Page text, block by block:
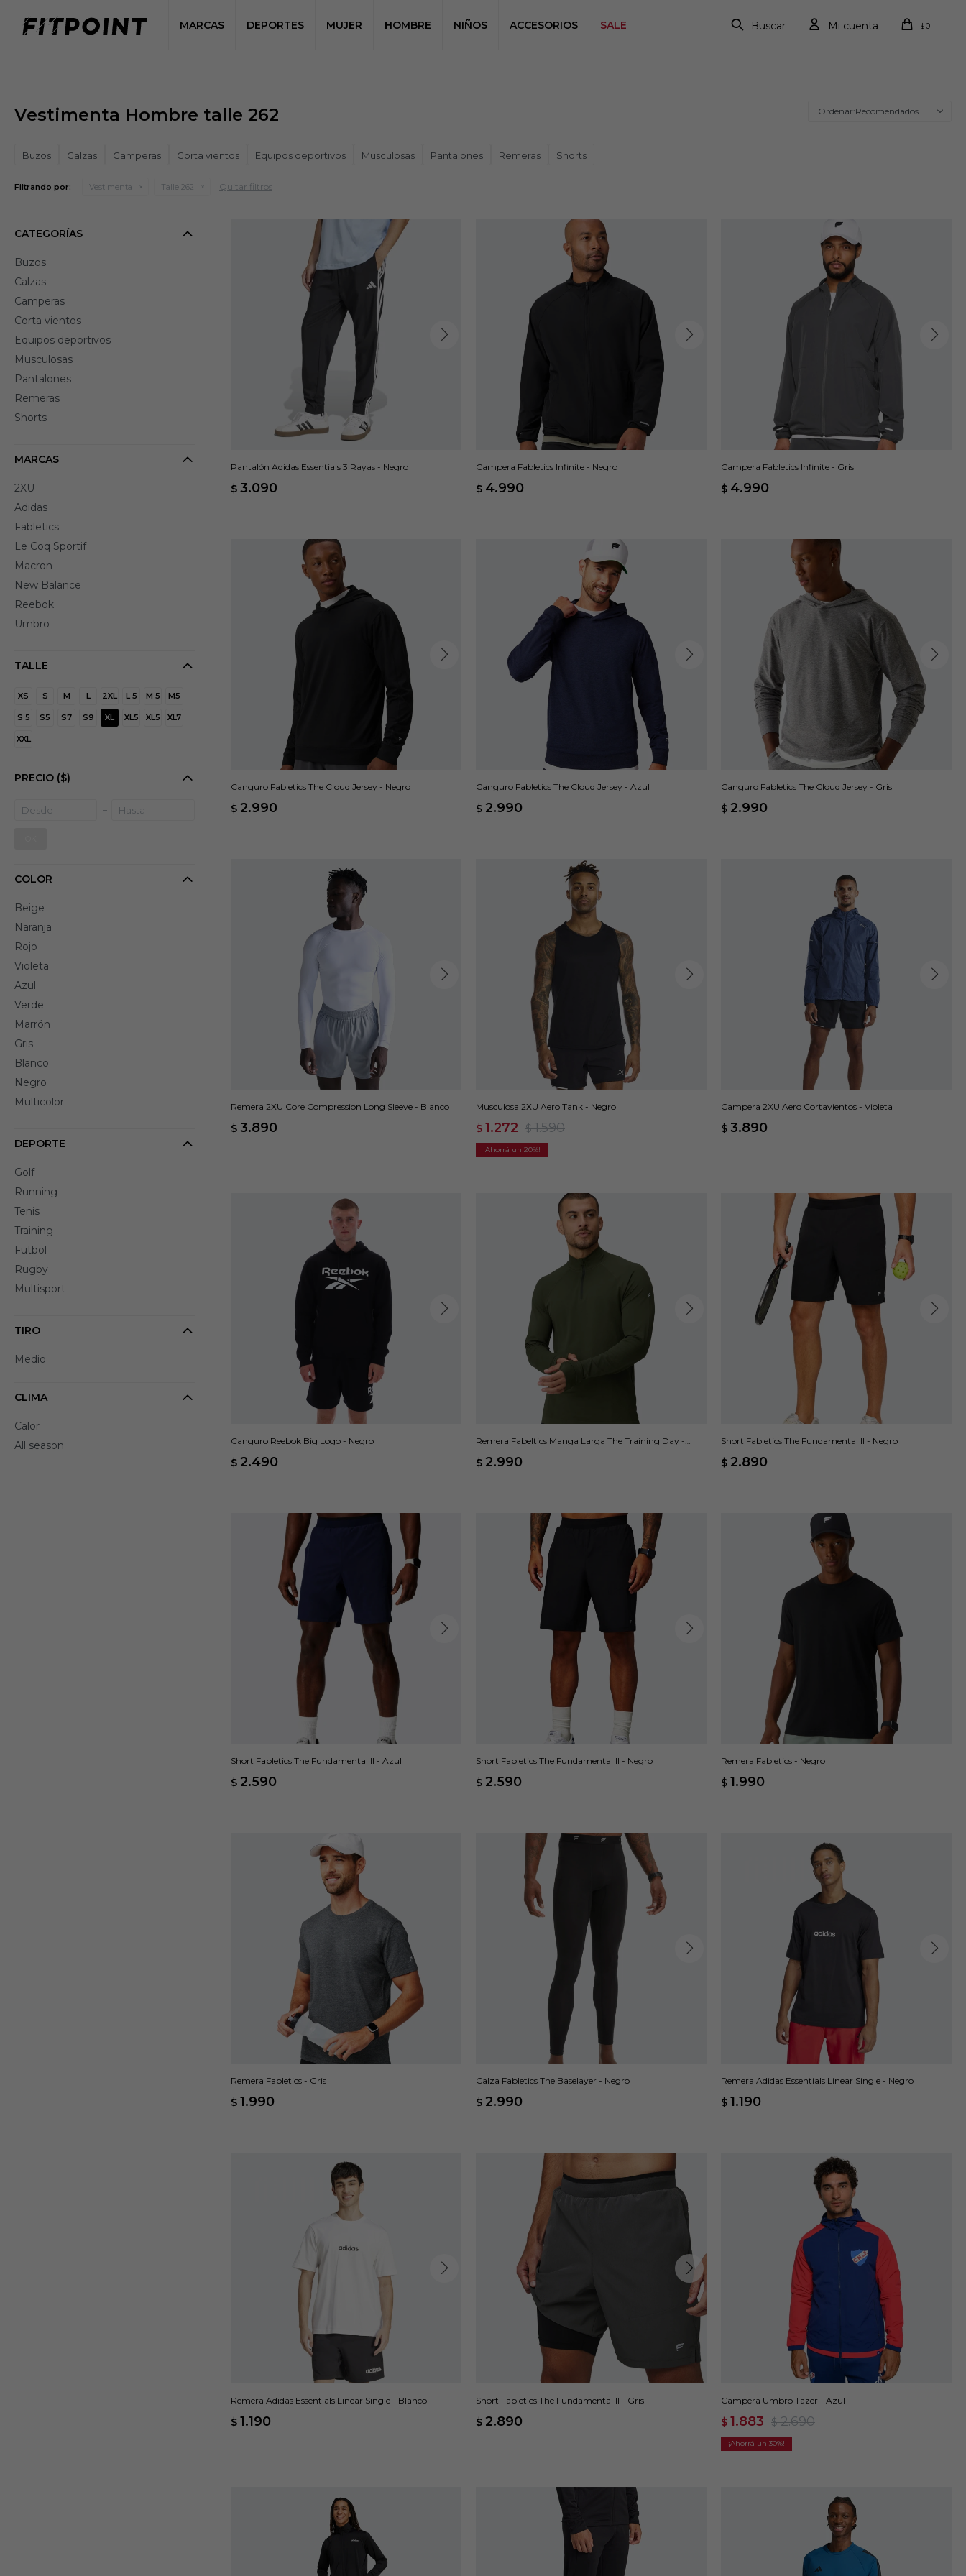
MARCAS DEPORTES MUJER HOMBRE NIÑOS ACCESORIOS SALE $0
Vestimenta Hombre talle 262 Recomendados
Buzos Calzas Camperas Corta vientos Equipos deportivos Musculosas Pantalones Remeras Shorts
Filtrando por: Vestimenta Talle 262 Quitar filtros
Pantalón Adidas Essentials 3 Rayas - Negro
$ 3.090
Campera Fabletics Infinite - Negro
$ 4.990
Campera Fabletics Infinite - Gris
$ 4.990
Canguro Fabletics The Cloud Jersey - Negro
$ 2.990
Canguro Fabletics The Cloud Jersey - Azul
$ 2.990
Canguro Fabletics The Cloud Jersey - Gris
$ 2.990
Remera 2XU Core Compression Long Sleeve - Blanco
$ 3.890
Musculosa 2XU Aero Tank - Negro
$ 1.272 $ 1.590
20
Campera 2XU Aero Cortavientos - Violeta
$ 3.890
Canguro Reebok Big Logo - Negro
$ 2.490
Remera Fabeltics Manga Larga The Training Day -
$ 2.990
Short Fabletics The Fundamental II - Negro
$ 2.890
Short Fabletics The Fundamental II - Azul
$ 2.590
Short Fabletics The Fundamental II - Negro
$ 2.590
Remera Fabletics - Negro
$ 1.990
Remera Fabletics - Gris
$ 1.990
Calza Fabletics The Baselayer - Negro
$ 2.990
Remera Adidas Essentials Linear Single - Negro
$ 1.190
Remera Adidas Essentials Linear Single - Blanco
$ 1.190
Short Fabletics The Fundamental II - Gris
$ 2.890
Campera Umbro Tazer - Azul
$ 1.883 $ 2.690
30
CATEGORÍAS
Buzos
Calzas
Camperas
Corta vientos
Equipos deportivos
Musculosas
Pantalones
Remeras
Shorts
MARCAS
2XU
Adidas
Fabletics
Le Coq Sportif
Macron
New Balance
Reebok
Umbro
TALLE
XS S M L 2XL L 5 M 5 M5
S 5 S5 S7 S9 XL XL5 XL5 XL7
XXL
PRECIO ($)
COLOR
Beige
Naranja
Rojo
Violeta
Azul
Verde
Marrón
Gris
Blanco
Negro
Multicolor
DEPORTE
Golf
Running
Tenis
Training
Futbol
Rugby
Multisport
TIRO
Medio
CLIMA
Calor
All season